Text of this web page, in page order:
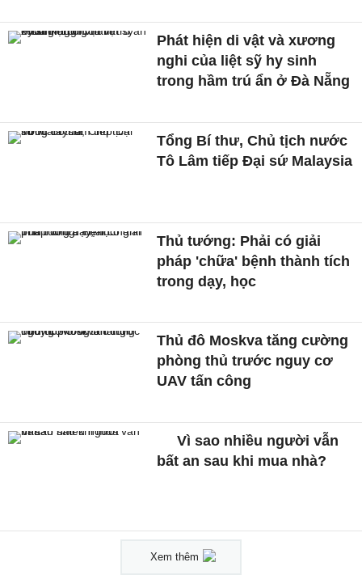
Phát hiện di vật và xương
nghi của liệt sỹ hy sinh
trong hầm trú ẩn ở Đà Nẵng
Tổng Bí thư, Chủ tịch nước
Tô Lâm tiếp Đại sứ Malaysia
Thủ tướng: Phải có giải
pháp 'chữa' bệnh thành tích
trong dạy, học
Thủ đô Moskva tăng cường
phòng thủ trước nguy cơ
UAV tấn công
Vì sao nhiều người vẫn
bất an sau khi mua nhà?
Xem thêm